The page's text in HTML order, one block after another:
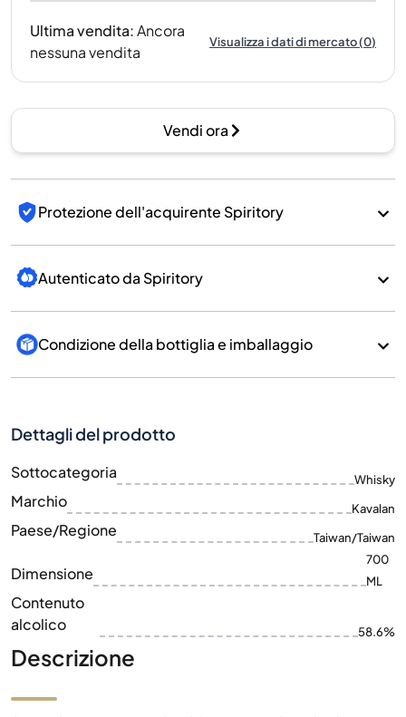
Ultima vendita:Ancora
nessuna vendita
Visualizza i dati di mercato(0)
Vendi ora
Protezione dell'acquirente Spiritory
Autenticato da Spiritory
Condizione della bottiglia e imballaggio
Dettagli del prodotto
Sottocategoria Whisky
Marchio Kavalan
Paese/Regione Taiwan/Taiwan
Dimensione
700
ML
Contenuto
alcolico
58.6%
Descrizione